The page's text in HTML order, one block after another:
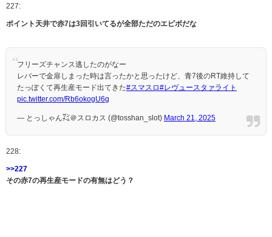
227:
ポイント天井で赤7は3回引いてるが全部ただのエピボだな
フリーズチャンス逃したのがなー
レバーで金扉しまった時は言ったかと思ったけど、青7後のRT維持して
たっぽくて再生産モード出てきた#スマスロ#レヴュースタァライト
pic.twitter.com/Rb6okogU6g
— とっしゃん㌠＠スロカス (@tosshan_slot) March 21, 2025
228:
>>227
その赤7の再生産モードの有無はどう？